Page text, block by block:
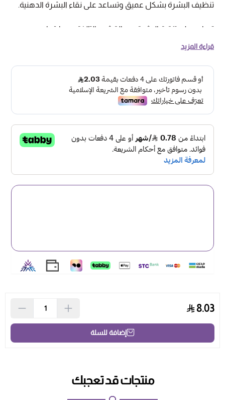
تنظيف البشرة بشكل عميق وتساعد على نقاء البشرة الدهنية.
تساعد على تنقية البشرة من القشور التالفة وحمايتها.
تعتبر مادة الزعفران التى تحتويها صابونة الزعفران مضادا حيويا
طبيعيا تقضى على البكتريا الضارة الموجودة على البشرة.
ينصح بالصابون الزعفران لتنظيف الاماكن الحساسة لقدرته على
قتل البكتريا الضارة والتخلص من الالتهابات.
صابونة الزعفران خالية من الالوان والعطور.
قراءة المزيد
8.03
إضافة للسلة
منتجات قد تعجبك